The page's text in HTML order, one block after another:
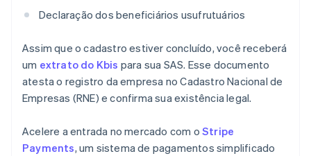
Declaração dos beneficiários usufrutuários
Assim que o cadastro estiver concluído, você receberá
um extrato do Kbis para sua SAS. Esse documento
atesta o registro da empresa no Cadastro Nacional de
Empresas (RNE) e confirma sua existência legal.
Acelere a entrada no mercado com o Stripe
Payments, um sistema de pagamentos simplificado